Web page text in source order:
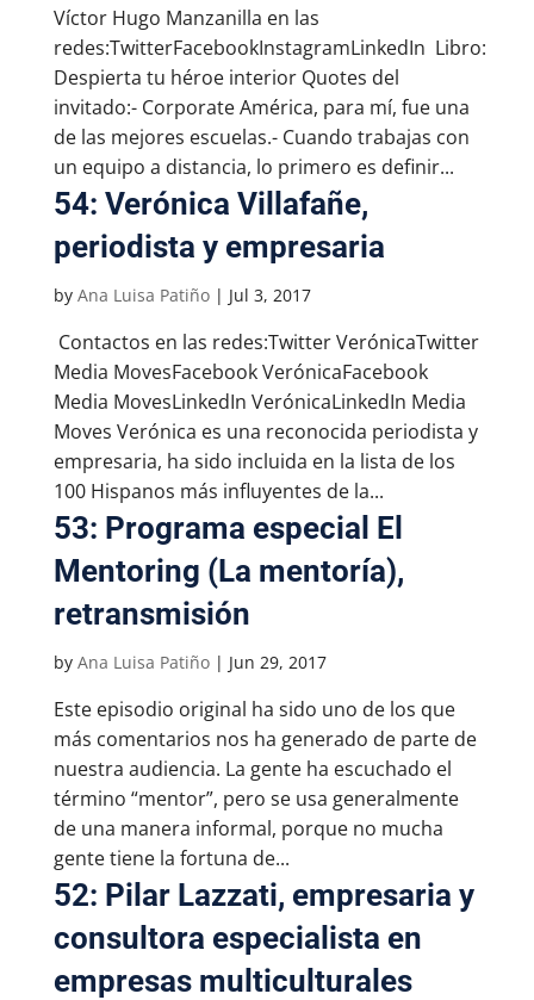
Víctor Hugo Manzanilla en las
redes:TwitterFacebookInstagramLinkedIn Libro:
Despierta tu héroe interior Quotes del
invitado:- Corporate América, para mí, fue una
de las mejores escuelas.- Cuando trabajas con
un equipo a distancia, lo primero es definir...
54: Verónica Villafañe,
periodista y empresaria
by Ana Luisa Patiño| Jul 3, 2017
Contactos en las redes:Twitter VerónicaTwitter
Media MovesFacebook VerónicaFacebook
Media MovesLinkedIn VerónicaLinkedIn Media
Moves Verónica es una reconocida periodista y
empresaria, ha sido incluida en la lista de los
100 Hispanos más influyentes de la...
53: Programa especial El
Mentoring (La mentoría),
retransmisión
by Ana Luisa Patiño| Jun 29, 2017
Este episodio original ha sido uno de los que
más comentarios nos ha generado de parte de
nuestra audiencia. La gente ha escuchado el
término “mentor”, pero se usa generalmente
de una manera informal, porque no mucha
gente tiene la fortuna de...
52: Pilar Lazzati, empresaria y
consultora especialista en
empresas multiculturales